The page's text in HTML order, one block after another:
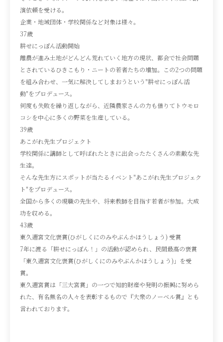
演依頼を受ける。
企業・地域団体・学校関係など対象は様々。
37歳
耕せにっぽん活動開始
離農が進み土地がどんどん荒れていく地方の現状、都会で社会問題
とされているひきこもり・ニートの若者たちの増加。この2つの問題
を組み合わせ、一気に解決してしまおうという"耕せにっぽん活
動"をプロデュース。
何度も失敗を繰り返しながら、近隣農家さんの力も借りてトウモロ
コシを中心に多くの野菜を生産している。
39歳
あこがれ先生プロジェクト
学校関係に講師として呼ばれたときに出会ったたくさんの素敵な先
生達。
そんな先生方にスポットが当たるイベント"あこがれ先生プロジェク
ト"をプロデュース。
全国から多くの現職の先生や、将来教師を目指す若者が参加。大成
功を収める。
43歳
東久邇宮文化褒賞(ひがしくにのみやぶんかほうしょう) 受賞
7年に渡る「耕せにっぽん！」の活動が認められ、民間最高の褒賞
「東久邇宮文化褒賞(ひがしくにのみやぶんかほうしょう)」を受
賞。
東久邇宮賞は「三大宮賞」の一つで知的財産や発明の振興に努めら
れた、有名無名の人々を表彰するもので『大衆のノーベル賞』とも
言われております。